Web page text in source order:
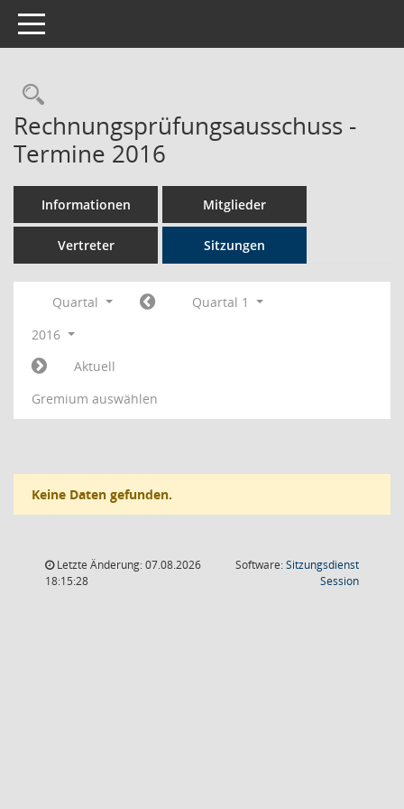
Toggle navigation
Rechercheauswahl
Rechnungsprüfungsausschuss -
Termine 2016
Informationen Mitglieder
Vertreter Sitzungen
Quartal
Quartal 1
2016
Aktuell
Gremium auswählen
Keine Daten gefunden.
Letzte Änderung: 07.08.2026
18:15:28
Software:Sitzungsdienst
Session(Wird in